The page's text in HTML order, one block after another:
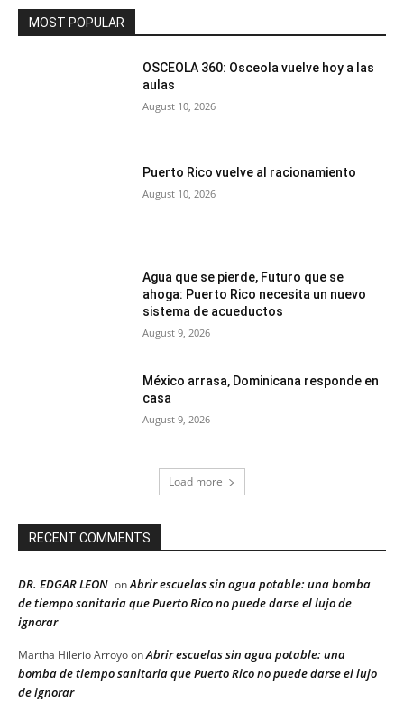
MOST POPULAR
OSCEOLA 360: Osceola vuelve hoy a las
aulas
August 10, 2026
Puerto Rico vuelve al racionamiento
August 10, 2026
Agua que se pierde, Futuro que se
ahoga: Puerto Rico necesita un nuevo
sistema de acueductos
August 9, 2026
México arrasa, Dominicana responde en
casa
August 9, 2026
Load more
RECENT COMMENTS
DR. EDGAR LEON onAbrir escuelas sin agua potable: una bomba
de tiempo sanitaria que Puerto Rico no puede darse el lujo de
ignorar
Martha Hilerio ArroyoonAbrir escuelas sin agua potable: una
bomba de tiempo sanitaria que Puerto Rico no puede darse el lujo
de ignorar